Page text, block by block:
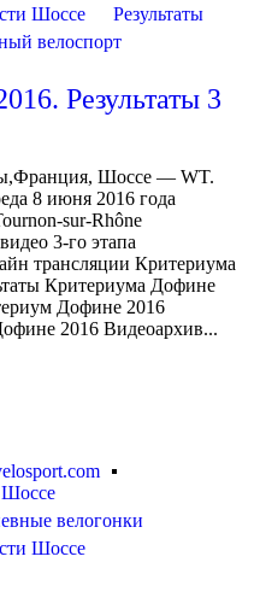
Шоссе
Результаты
велоспорт
Результаты 3
Шоссе — WT.
8 июня 2016 года
sur-Rhône
3-го этапа
трансляции Критериума
Критериума Дофине
Дофине 2016
2016 Видеоархив...
велогонки
Шоссе